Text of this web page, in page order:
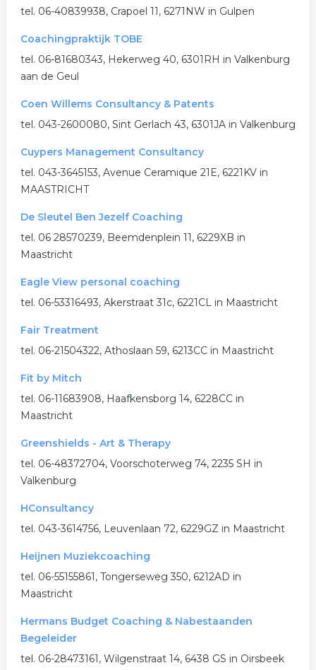
tel. 06-40839938, Crapoel 11, 6271NW in Gulpen
Coachingpraktijk TOBE
tel. 06-81680343, Hekerweg 40, 6301RH in Valkenburg
aan de Geul
Coen Willems Consultancy & Patents
tel. 043-2600080, Sint Gerlach 43, 6301JA in Valkenburg
Cuypers Management Consultancy
tel. 043-3645153, Avenue Ceramique 21E, 6221KV in
MAASTRICHT
De Sleutel Ben Jezelf Coaching
tel. 06 28570239, Beemdenplein 11, 6229XB in
Maastricht
Eagle View personal coaching
tel. 06-53316493, Akerstraat 31c, 6221CL in Maastricht
Fair Treatment
tel. 06-21504322, Athoslaan 59, 6213CC in Maastricht
Fit by Mitch
tel. 06-11683908, Haafkensborg 14, 6228CC in
Maastricht
Greenshields - Art & Therapy
tel. 06-48372704, Voorschoterweg 74, 2235 SH in
Valkenburg
HConsultancy
tel. 043-3614756, Leuvenlaan 72, 6229GZ in Maastricht
Heijnen Muziekcoaching
tel. 06-55155861, Tongerseweg 350, 6212AD in
Maastricht
Hermans Budget Coaching & Nabestaanden
Begeleider
tel. 06-28473161, Wilgenstraat 14, 6438 GS in Oirsbeek